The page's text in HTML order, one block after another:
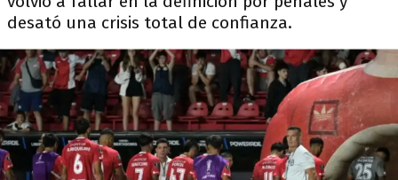
desató una crisis total de confianza.